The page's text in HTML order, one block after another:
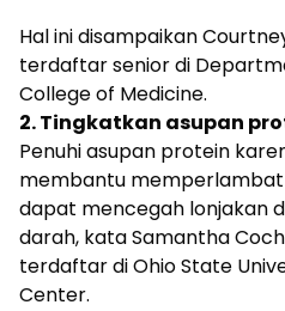
Hal ini disampaikan
terdaftar senior di
College of Medicine.
2. Tingkatkan asupan
Penuhi asupan protein
membantu
dapat mencegah lonjakan
darah, kata Samantha
terdaftar di Ohio State
Center.